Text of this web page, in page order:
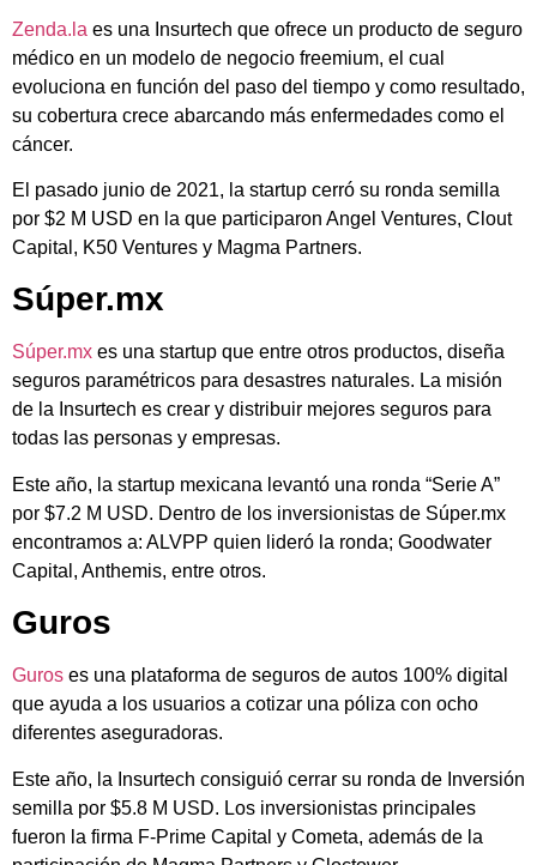
Zenda.la es una Insurtech que ofrece un producto de seguro
médico en un modelo de negocio freemium, el cual
evoluciona en función del paso del tiempo y como resultado,
su cobertura crece abarcando más enfermedades como el
cáncer.
El pasado junio de 2021, la startup cerró su ronda semilla
por $2 M USD en la que participaron Angel Ventures, Clout
Capital, K50 Ventures y Magma Partners.
Súper.mx
Súper.mx es una startup que entre otros productos, diseña
seguros paramétricos para desastres naturales. La misión
de la Insurtech es crear y distribuir mejores seguros para
todas las personas y empresas.
Este año, la startup mexicana levantó una ronda “Serie A”
por $7.2 M USD. Dentro de los inversionistas de Súper.mx
encontramos a: ALVPP quien lideró la ronda; Goodwater
Capital, Anthemis, entre otros.
Guros
Guros es una plataforma de seguros de autos 100% digital
que ayuda a los usuarios a cotizar una póliza con ocho
diferentes aseguradoras.
Este año, la Insurtech consiguió cerrar su ronda de Inversión
semilla por $5.8 M USD. Los inversionistas principales
fueron la firma F-Prime Capital y Cometa, además de la